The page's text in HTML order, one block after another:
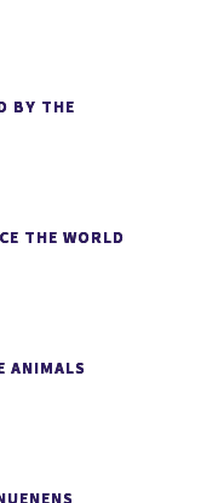
BY THE
THE WORLD
ANIMALS